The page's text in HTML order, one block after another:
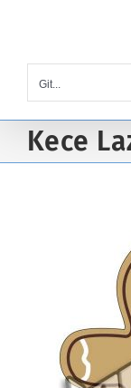
content
Git...
Kece